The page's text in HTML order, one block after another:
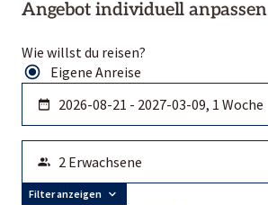
Angebot individuell anpassen
Wie willst du reisen?
Eigene Anreise
Filter anzeigen